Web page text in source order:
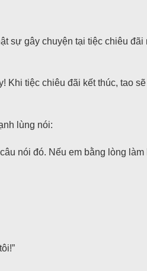
sự gây chuyện tại tiệc chiêu
Khi tiệc chiêu đãi kết thúc, tao
lùng nói:
nói đó. Nếu em bằng lòng